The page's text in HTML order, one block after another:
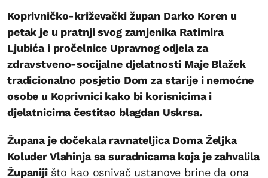
Koprivničko-križevački župan Darko Koren u
petak je u pratnji svog zamjenika Ratimira
Ljubića i pročelnice Upravnog odjela za
zdravstveno-socijalne djelatnosti Maje Blažek
tradicionalno posjetio Dom za starije i nemoćne
osobe u Koprivnici kako bi korisnicima i
djelatnicima čestitao blagdan Uskrsa.
Župana je dočekala ravnateljica Doma Željka
Koluder Vlahinja sa suradnicama koja je zahvalila
Županiji što kao osnivač ustanove brine da ona